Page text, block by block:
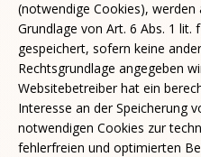
(notwendige Cookies), werden
Grundlage von Art. 6 Abs. 1 lit. f
gespeichert, sofern keine
Rechtsgrundlage angegeben
Websitebetreiber hat ein
Interesse an der Speicherung
notwendigen Cookies zur
fehlerfreien und optimierten